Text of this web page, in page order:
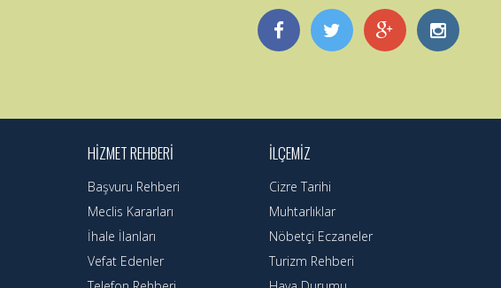
HIZMET REHBERI
Başvuru Rehberi
Meclis Kararları
İhale İlanları
Vefat Edenler
İLÇEMIZ
Cizre Tarihi
Muhtarlıklar
Nöbetçi Eczaneler
Turizm Rehberi